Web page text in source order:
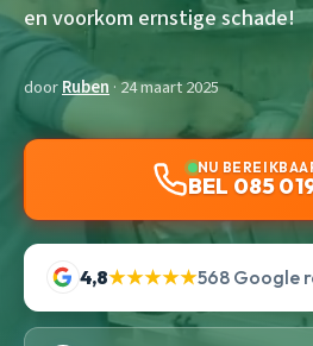
en voorkom ernstige schade!
doorRuben · 24 maart 2025
NU
BEL 085
4,8★★★★★568 Google